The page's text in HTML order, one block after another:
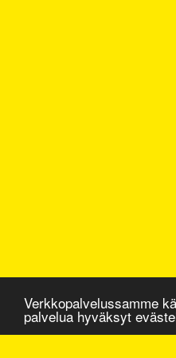
Verkkopalvelussamme
palvelua hyväksyt